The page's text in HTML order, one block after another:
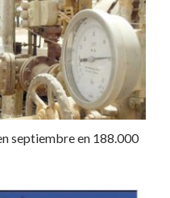
septiembre en 188.000